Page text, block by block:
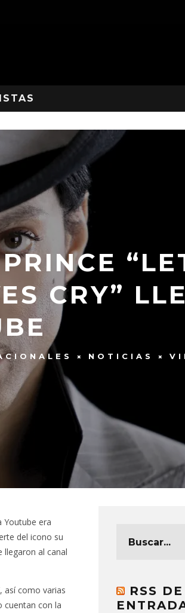
CRY”
NOTICIAS
Youtube era
del icono su
al canal
, así como varias
cuentan con la
RSS